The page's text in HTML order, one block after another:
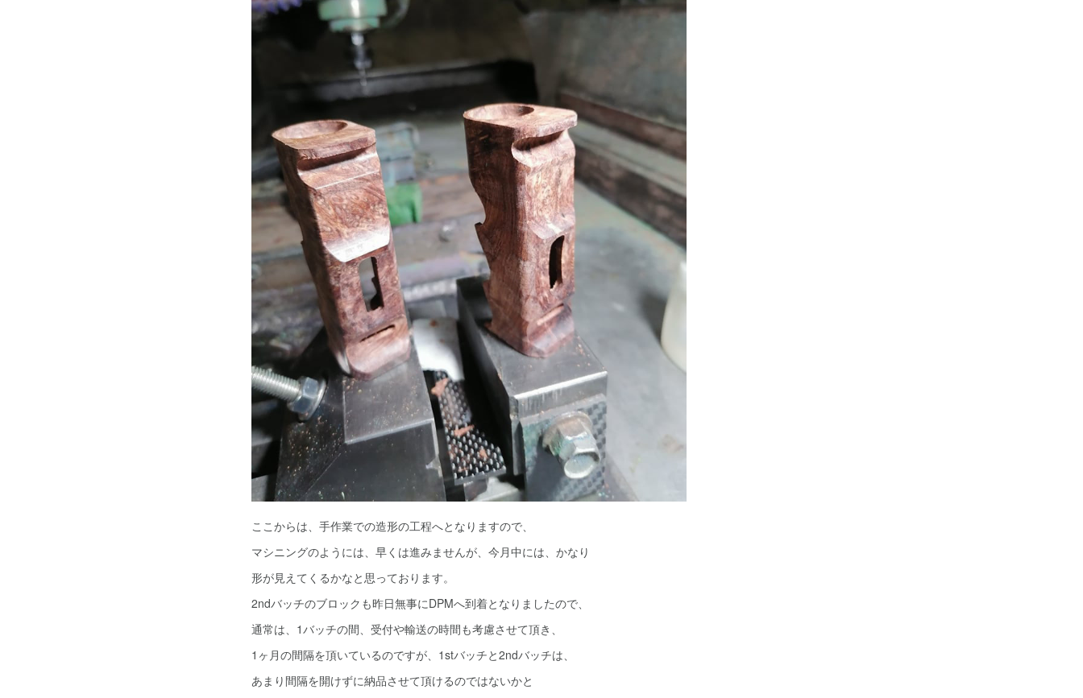
ここからは、手作業での造形の工程へとなりますので、
マシニングのようには、早くは進みませんが、今月中には、かなり
形が見えてくるかなと思っております。
2ndバッチのブロックも昨日無事にDPMへ到着となりましたので、
通常は、1バッチの間、受付や輸送の時間も考慮させて頂き、
1ヶ月の間隔を頂いているのですが、1stバッチと2ndバッチは、
あまり間隔を開けずに納品させて頂けるのではないかと